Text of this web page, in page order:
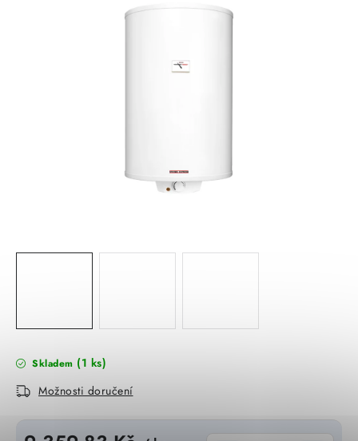
OHŘÍVAČE VODY
SVÍTIDLA domovní
SVÍTIDLA interiérová
Skladem (1 ks)
Možnosti doručení